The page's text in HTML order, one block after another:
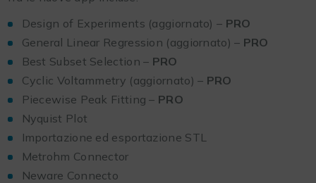
Design of Experiments (aggiornato) – PRO
General Linear Regression (aggiornato) – PRO
Best Subset Selection – PRO
Cyclic Voltammetry (aggiornato) – PRO
Piecewise Peak Fitting – PRO
Nyquist Plot
Importazione ed esportazione STL
Metrohm Connector
Neware Connecto